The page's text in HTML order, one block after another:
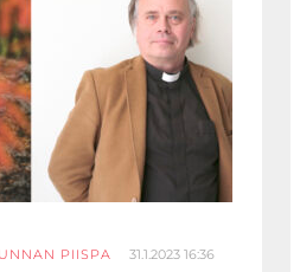
PIISPA 31.1.2023 16:36